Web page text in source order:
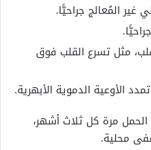
غير المُعالج جراحيًّا.
مثل تسرع القلب فوق
الأوعية الدموية الأبهرية.
مرة كل ثلاث أشهر،
محلية.